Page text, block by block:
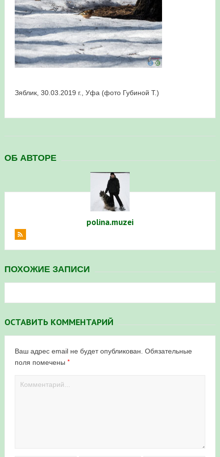
в Республике Башкортостан в 2026 году
Зяблик, 30.03.2019 г., Уфа (фото Губиной Т.)
ОБ АВТОРЕ
polina.muzei
ПОХОЖИЕ ЗАПИСИ
ОСТАВИТЬ КОММЕНТАРИЙ
Ваш адрес email не будет опубликован. Обязательные
поля помечены *